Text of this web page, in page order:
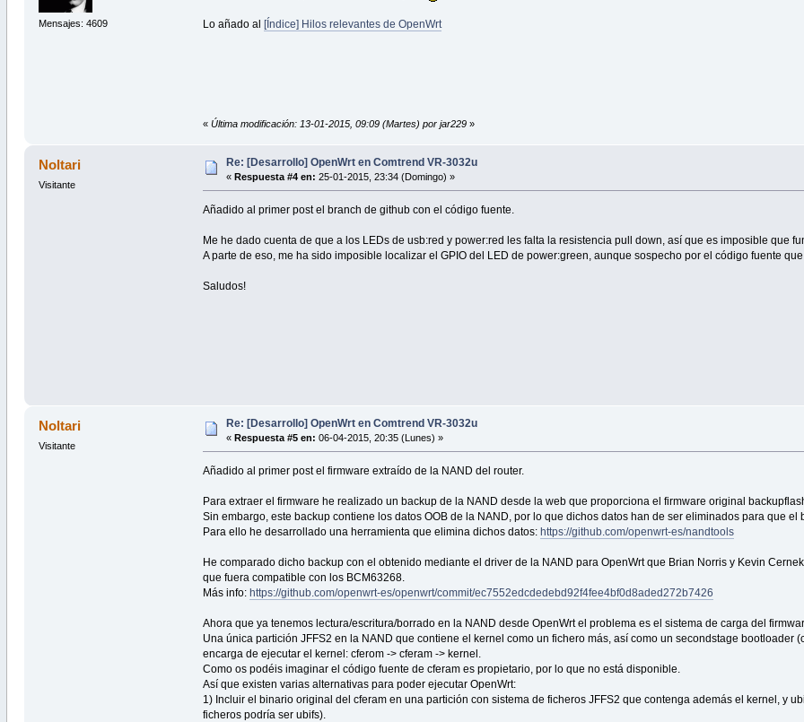
Mensajes: 4609 Lo añado al [Índice] Hilos relevantes de OpenWrt
«Última modificación: 13-01-2015, 09:09 (Martes) por jar229 »
Noltari
Visitante
Re: [Desarrollo] OpenWrt en Comtrend VR-3032u
« Respuesta #4 en: 25-01-2015, 23:34 (Domingo) »
Añadido al primer post el branch de github con el código fuente.
Me he dado cuenta de que a los LEDs de usb:red y power:red les falta la resistencia pull down, así que es imposible que
A parte de eso, me ha sido imposible localizar el GPIO del LED de power:green, aunque sospecho por el código fuente
Saludos!
Noltari
Visitante
Re: [Desarrollo] OpenWrt en Comtrend VR-3032u
« Respuesta #5 en: 06-04-2015, 20:35 (Lunes) »
Añadido al primer post el firmware extraído de la NAND del router.
Para extraer el firmware he realizado un backup de la NAND desde la web que proporciona el firmware original
Sin embargo, este backup contiene los datos OOB de la NAND, por lo que dichos datos han de ser eliminados para que el
Para ello he desarrollado una herramienta que elimina dichos datos:https://github.com/openwrt-es/nandtools
He comparado dicho backup con el obtenido mediante el driver de la NAND para OpenWrt que Brian Norris y Kevin
que fuera compatible con los BCM63268.
Más info:https://github.com/openwrt-es/openwrt/commit/ec7552edcdedebd92f4fee4bf0d8aded272b7426
Ahora que ya tenemos lectura/escritura/borrado en la NAND desde OpenWrt el problema es el sistema de carga del
Una única partición JFFS2 en la NAND que contiene el kernel como un fichero más, así como un secondstage bootloader
encarga de ejecutar el kernel: cferom -> cferam -> kernel.
Como os podéis imaginar el código fuente de cferam es propietario, por lo que no está disponible.
Así que existen varias alternativas para poder ejecutar OpenWrt:
1) Incluir el binario original del cferam en una partición con sistema de ficheros JFFS2 que contenga además el kernel, y
ficheros podría ser ubifs).